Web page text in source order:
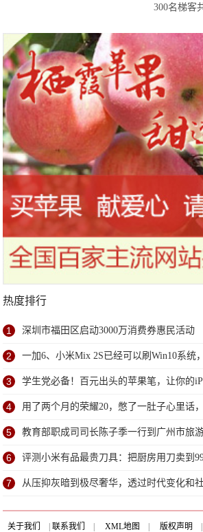
300名梯客
站欢乐开跑
热度排行
1 深圳市福田区启动3000万消费券惠民活动
2 一加6、小米Mix 2S已经可以刷Win10系统
了？
3 学生党必备！百元出头的苹果笔，让你的
4 用了两个月的荣耀20，憋了一肚子心里话
5 教育部职成司司长陈子季一行到广州市旅
研
6 评测小米有品最贵刀具：把厨房用刀卖到
7 从压抑灰暗到极尽奢华，透过时代变化和
变迁
关于我们 联系我们 XML地图 版权声明